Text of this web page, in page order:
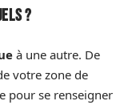
?
à une autre. De
votre zone de
pour se renseigner